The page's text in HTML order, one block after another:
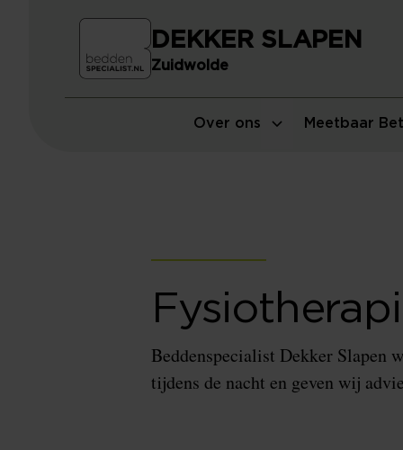
Over ons Meetbaar
DEKKER SLAPEN
Zuidwolde
Beddenspecialist Dekker Slapen
tijdens de nacht en geven wij